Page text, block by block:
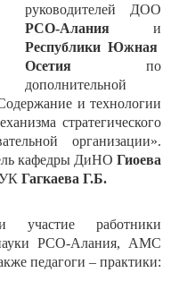
руководителей ДОО
РСО-Алания и
Республики Южная
Осетия по
дополнительной
и технологии
стратегического
организации».
кафедры ДиНО Гиоева
Гагкаева Г.Б.
работники
РСО-Алания, АМС
педагоги – практики: